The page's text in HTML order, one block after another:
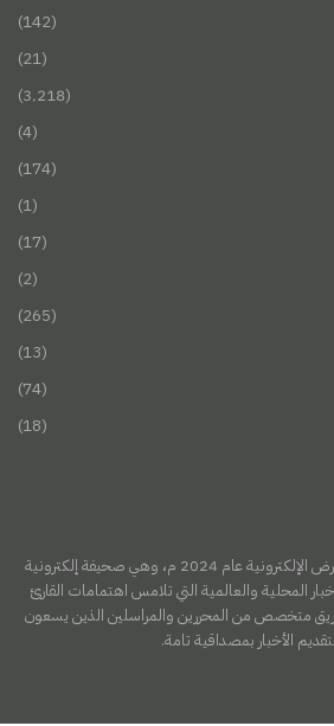
(142)
(21)
(3٬218)
(4)
(174)
(1)
(17)
(2)
(265)
(13)
(74)
(18)
تأسست صحيفة “آخر أخبار الأرض الإلكترونية عام 2024 م، وهي صحيفة إلكترونية
المحلية والعالمية التي تلامس اهتمامات القارئ
متخصص من المحررين والمراسلين الذين يسعون
الأخبار بمصداقية تامة.